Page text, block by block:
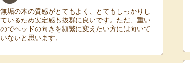
無垢の木の質感がとてもよく、とてもしっかりし
ているため安定感も抜群に良いです。ただ、重い
のでベッドの向きを頻繁に変えたい方には向いて
いないと思います。